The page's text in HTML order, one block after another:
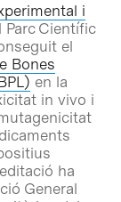
i
Parc Científic
el
Bones
en la
in vivo i
ha
General